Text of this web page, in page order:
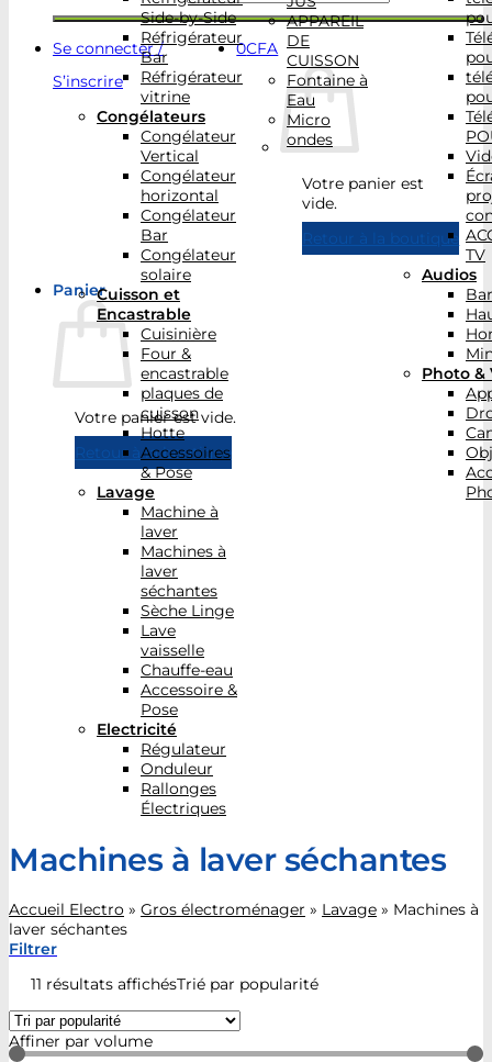
Se connecter /
S’inscrire
0CFA
Votre panier est
vide.
Retour à la boutique
Panier
Votre panier est vide.
Retour à la boutique
Side-by-Side
Réfrigérateur
Bar
Réfrigérateur
vitrine
Congélateurs
Congélateur
Vertical
Congélateur
horizontal
Congélateur
Bar
Congélateur
solaire
Cuisson et
Encastrable
Cuisinière
Four &
encastrable
plaques de
cuisson
Hotte
Accessoires
& Pose
Lavage
Machine à
laver
Machines à
laver
séchantes
Sèche Linge
Lave
vaisselle
Chauffe-eau
Accessoire &
Pose
Electricité
Régulateur
Onduleur
Rallonges
Électriques
APPAREIL
DE
CUISSON
Fontaine à
Eau
Micro
ondes
TV
Audios
Photo &
Machines à laver séchantes
Accueil Electro » Gros électroménager » Lavage » Machines à
laver séchantes
Filtrer
11 résultats affichésTrié par popularité
Affiner par volume